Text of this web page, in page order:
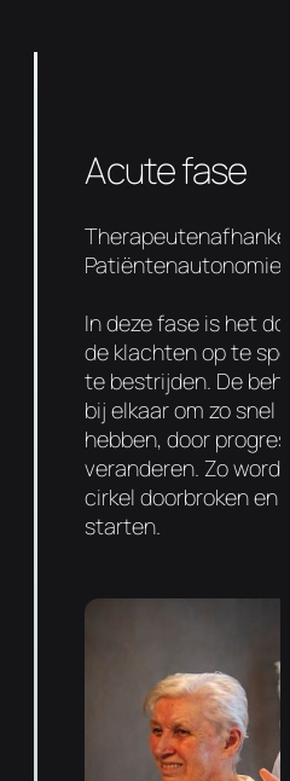
Acute fase
Patiëntenautonomie
In deze fase is het
de klachten op te
te bestrijden. De
bij elkaar om zo snel
hebben, door
veranderen. Zo
cirkel doorbroken en
starten.